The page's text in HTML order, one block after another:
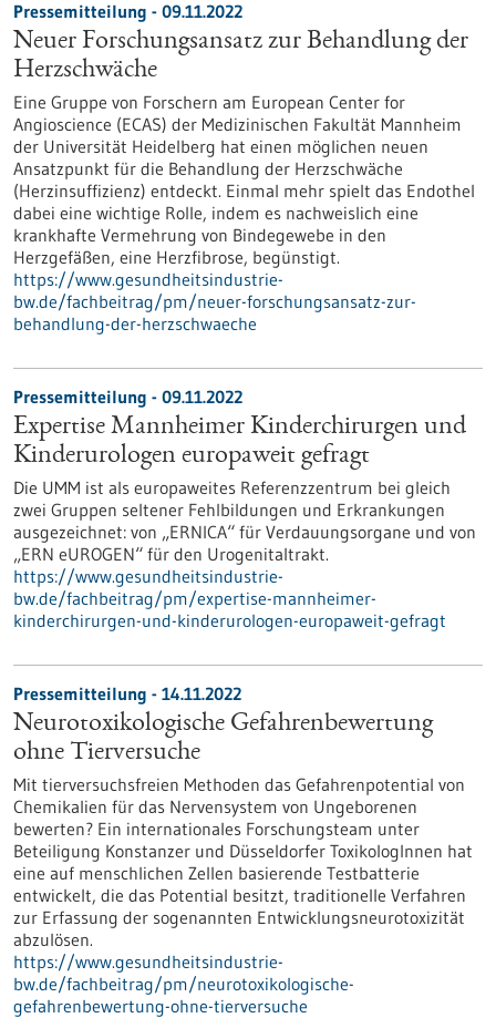
Pressemitteilung - 09.11.2022
Neuer Forschungsansatz zur Behandlung der
Herzschwäche
Eine Gruppe von Forschern am European Center for
Angioscience (ECAS) der Medizinischen Fakultät Mannheim
der Universität Heidelberg hat einen möglichen neuen
Ansatzpunkt für die Behandlung der Herzschwäche
(Herzinsuffizienz) entdeckt. Einmal mehr spielt das Endothel
dabei eine wichtige Rolle, indem es nachweislich eine
krankhafte Vermehrung von Bindegewebe in den
Herzgefäßen, eine Herzfibrose, begünstigt.
https://www.gesundheitsindustrie-
bw.de/fachbeitrag/pm/neuer-forschungsansatz-zur-
behandlung-der-herzschwaeche
Pressemitteilung - 09.11.2022
Expertise Mannheimer Kinderchirurgen und
Kinderurologen europaweit gefragt
Die UMM ist als europaweites Referenzzentrum bei gleich
zwei Gruppen seltener Fehlbildungen und Erkrankungen
ausgezeichnet: von „ERNICA“ für Verdauungsorgane und von
„ERN eUROGEN“ für den Urogenitaltrakt.
https://www.gesundheitsindustrie-
bw.de/fachbeitrag/pm/expertise-mannheimer-
kinderchirurgen-und-kinderurologen-europaweit-gefragt
Pressemitteilung - 14.11.2022
Neurotoxikologische Gefahrenbewertung
ohne Tierversuche
Mit tierversuchsfreien Methoden das Gefahrenpotential von
Chemikalien für das Nervensystem von Ungeborenen
bewerten? Ein internationales Forschungsteam unter
Beteiligung Konstanzer und Düsseldorfer ToxikologInnen hat
eine auf menschlichen Zellen basierende Testbatterie
entwickelt, die das Potential besitzt, traditionelle Verfahren
zur Erfassung der sogenannten Entwicklungsneurotoxizität
abzulösen.
https://www.gesundheitsindustrie-
bw.de/fachbeitrag/pm/neurotoxikologische-
gefahrenbewertung-ohne-tierversuche